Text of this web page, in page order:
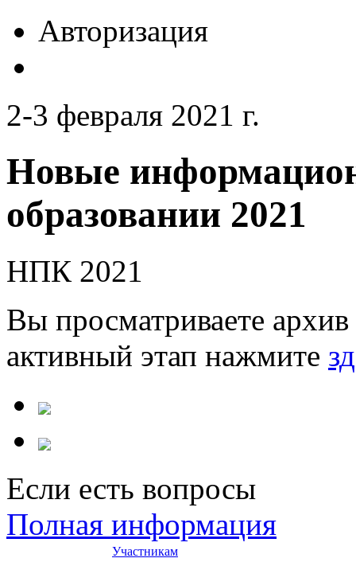
Авторизация
2-3 февраля 2021 г.
Новые
образовании 2021
НПК 2021
Вы просматриваете
активный этап нажмите
Если есть вопросы
Полная информация
Участникам